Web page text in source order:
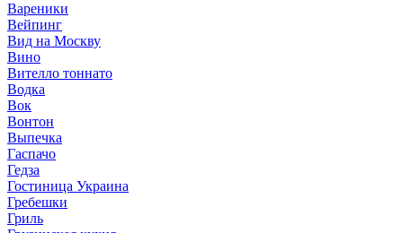
Вареники
Вейпинг
Вид на Москву
Вино
Вителло тоннато
Водка
Вок
Вонтон
Выпечка
Гаспачо
Гедза
Гостиница Украина
Гребешки
Гриль